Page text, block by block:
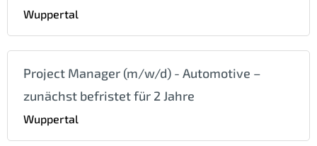
Wuppertal
Project Manager (m/w/d) - Automotive –
zunächst befristet für 2 Jahre
Wuppertal